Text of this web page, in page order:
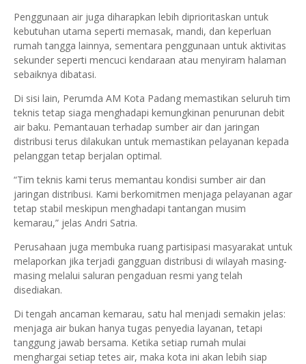
Penggunaan air juga diharapkan lebih diprioritaskan untuk
kebutuhan utama seperti memasak, mandi, dan keperluan
rumah tangga lainnya, sementara penggunaan untuk aktivitas
sekunder seperti mencuci kendaraan atau menyiram halaman
sebaiknya dibatasi.
Di sisi lain, Perumda AM Kota Padang memastikan seluruh tim
teknis tetap siaga menghadapi kemungkinan penurunan debit
air baku. Pemantauan terhadap sumber air dan jaringan
distribusi terus dilakukan untuk memastikan pelayanan kepada
pelanggan tetap berjalan optimal.
“Tim teknis kami terus memantau kondisi sumber air dan
jaringan distribusi. Kami berkomitmen menjaga pelayanan agar
tetap stabil meskipun menghadapi tantangan musim
kemarau,” jelas Andri Satria.
Perusahaan juga membuka ruang partisipasi masyarakat untuk
melaporkan jika terjadi gangguan distribusi di wilayah masing-
masing melalui saluran pengaduan resmi yang telah
disediakan.
Di tengah ancaman kemarau, satu hal menjadi semakin jelas:
menjaga air bukan hanya tugas penyedia layanan, tetapi
tanggung jawab bersama. Ketika setiap rumah mulai
menghargai setiap tetes air, maka kota ini akan lebih siap